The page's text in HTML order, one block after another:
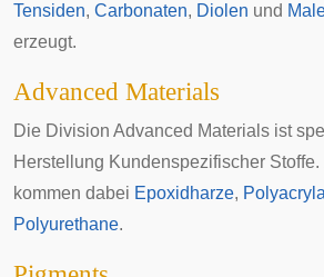
Tensiden, Carbonaten, Diolen und
erzeugt.
Advanced Materials
Die Division Advanced Materials ist
Herstellung Kundenspezifischer
kommen dabei Epoxidharze,
Polyurethane.